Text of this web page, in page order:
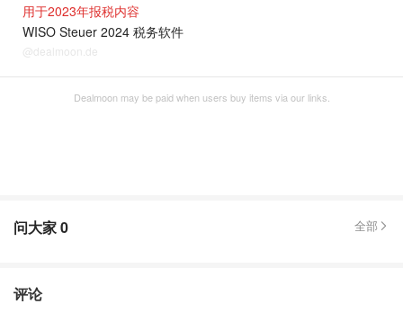
用于2023年报税内容
WISO Steuer 2024 税务软件
@dealmoon.de
Dealmoon may be paid when users buy items via our links.
问大家0 全部
评论